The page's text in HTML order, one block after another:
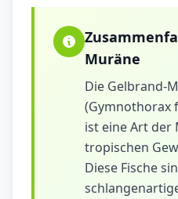
Muräne
Die Gelbrand-
(Gymnothorax
ist eine Art der
tropischen
Diese Fische